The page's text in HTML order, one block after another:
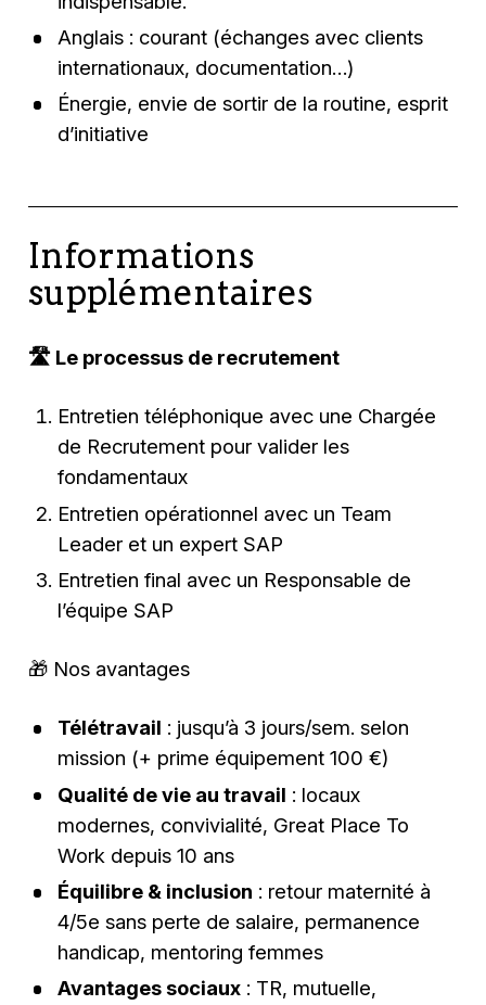
Anglais : courant (échanges avec clients
internationaux, documentation…)
Énergie, envie de sortir de la routine, esprit
d’initiative
Informations
supplémentaires
🛣 Le processus de recrutement
Entretien téléphonique avec une Chargée
de Recrutement pour valider les
fondamentaux
Entretien opérationnel avec un Team
Leader et un expert SAP
Entretien final avec un Responsable de
l’équipe SAP
🎁 Nos avantages
Télétravail : jusqu’à 3 jours/sem. selon
mission (+ prime équipement 100 €)
Qualité de vie au travail : locaux
modernes, convivialité, Great Place To
Work depuis 10 ans
Équilibre & inclusion : retour maternité à
4/5e sans perte de salaire, permanence
handicap, mentoring femmes
Avantages sociaux: TR, mutuelle,